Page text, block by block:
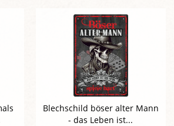
Blechschild böser alter Mann
- das Leben ist...